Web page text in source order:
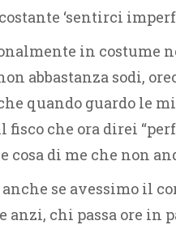
‘sentirci
in costume
abbastanza sodi,
quando guardo le
fisco che ora direi
cosa di me che non
se avessimo il
e anzi, chi passa ore